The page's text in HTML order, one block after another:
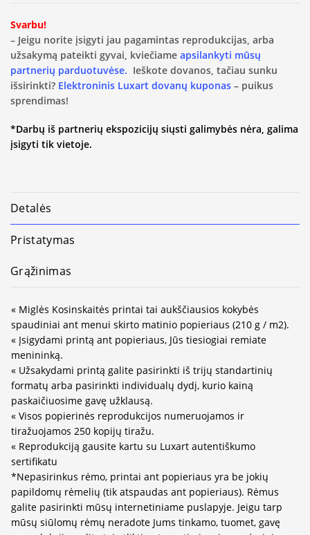
Svarbu!
– Jeigu norite įsigyti jau pagamintas reprodukcijas, arba
užsakymą pateikti gyvai, kviečiame apsilankyti mūsų
partnerių parduotuvėse. Ieškote dovanos, tačiau sunku
išsirinkti? Elektroninis Luxart dovanų kuponas – puikus
sprendimas!
*Darbų iš partnerių ekspozicijų siųsti galimybės nėra, galima
įsigyti tik vietoje.
Detalės
Pristatymas
Grąžinimas
« Miglės Kosinskaitės printai tai aukščiausios kokybės
spaudiniai ant menui skirto matinio popieriaus (210 g / m2).
« Įsigydami printą ant popieriaus, Jūs tiesiogiai remiate
menininką.
« Užsakydami printą galite pasirinkti iš trijų standartinių
formatų arba pasirinkti individualų dydį, kurio kainą
paskaičiuosime gavę užklausą.
« Visos popierinės reprodukcijos numeruojamos ir
tiražuojamos 250 kopijų tiražu.
« Reprodukciją gausite kartu su Luxart autentiškumo
sertifikatu
*Nepasirinkus rėmo, printai ant popieriaus yra be jokių
papildomų rėmelių (tik atspaudas ant popieriaus). Rėmus
galite pasirinkti mūsų internetiniame puslapyje. Jeigu tarp
mūsų siūlomų rėmų neradote Jums tinkamo, tuomet, gavę